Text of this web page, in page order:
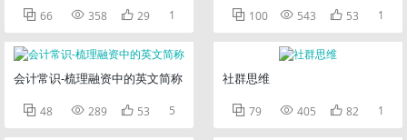
 66  358  29 1
会计常识-梳理融资中的英文简称
 48  289  53 5
 100  543  53 1
社群思维
 79  405  82 1